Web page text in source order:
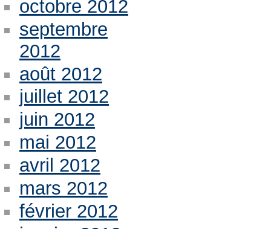
octobre 2012
septembre
2012
août 2012
juillet 2012
juin 2012
mai 2012
avril 2012
mars 2012
février 2012